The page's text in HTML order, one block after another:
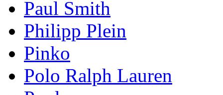
Paul Smith
Philipp Plein
Pinkо
Polo Ralph Lauren